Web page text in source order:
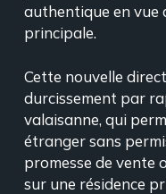
authentique en vue
principale.
Cette nouvelle
durcissement par
valaisanne, qui
étranger sans
promesse de vente
sur une résidence